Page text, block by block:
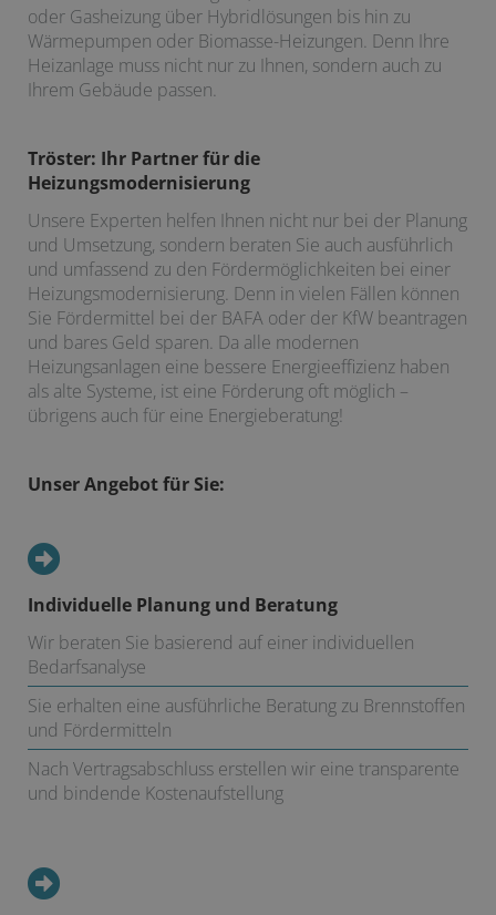
oder Gasheizung über Hybridlösungen bis hin zu
Wärmepumpen oder Biomasse-Heizungen. Denn Ihre
Heizanlage muss nicht nur zu Ihnen, sondern auch zu
Ihrem Gebäude passen.
Tröster: Ihr Partner für die
Heizungsmodernisierung
Unsere Experten helfen Ihnen nicht nur bei der Planung
und Umsetzung, sondern beraten Sie auch ausführlich
und umfassend zu den Fördermöglichkeiten bei einer
Heizungsmodernisierung. Denn in vielen Fällen können
Sie Fördermittel bei der BAFA oder der KfW beantragen
und bares Geld sparen. Da alle modernen
Heizungsanlagen eine bessere Energieeffizienz haben
als alte Systeme, ist eine Förderung oft möglich –
übrigens auch für eine Energieberatung!
Unser Angebot für Sie:
Individuelle Planung und Beratung
Wir beraten Sie basierend auf einer individuellen
Bedarfsanalyse
Sie erhalten eine ausführliche Beratung zu Brennstoffen
und Fördermitteln
Nach Vertragsabschluss erstellen wir eine transparente
und bindende Kostenaufstellung